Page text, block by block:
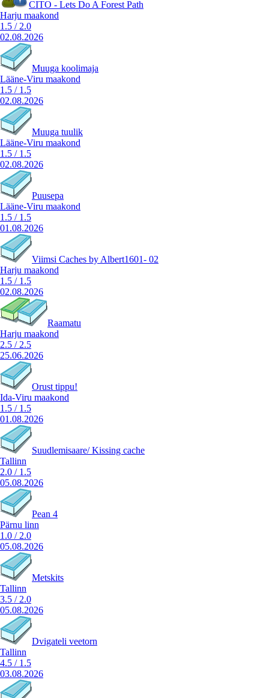
CITO - Lets Do A Forest Path
Harju maakond
1.5 / 2.0
02.08.2026
Muuga koolimaja
Lääne-Viru maakond
1.5 / 1.5
02.08.2026
Muuga tuulik
Lääne-Viru maakond
1.5 / 1.5
02.08.2026
Puusepa
Lääne-Viru maakond
1.5 / 1.5
01.08.2026
Viimsi Caches by Albert1601- 02
Harju maakond
1.5 / 1.5
02.08.2026
Raamatu
Harju maakond
2.5 / 2.5
25.06.2026
Orust tippu!
Ida-Viru maakond
1.5 / 1.5
01.08.2026
Suudlemisaare/ Kissing cache
Tallinn
2.0 / 1.5
05.08.2026
Pean 4
Pärnu linn
1.0 / 2.0
05.08.2026
Metskits
Tallinn
3.5 / 2.0
05.08.2026
Dvigateli veetorn
Tallinn
4.5 / 1.5
03.08.2026